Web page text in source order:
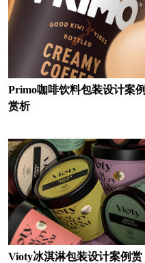
Primo咖啡饮料包装设计案例
赏析
Vioty冰淇淋包装设计案例赏